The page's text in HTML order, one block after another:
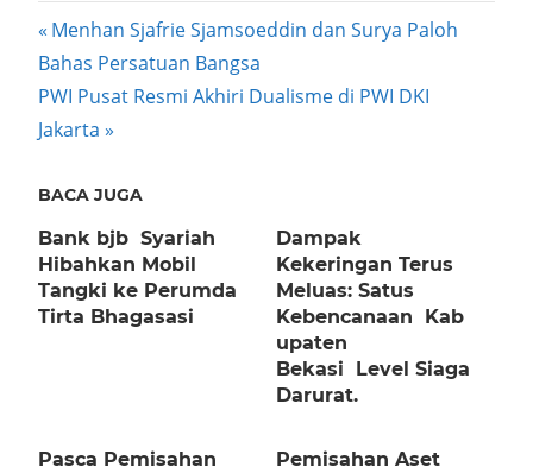
Post
navigation
Previous
Post:
Menhan Sjafrie Sjamsoeddin dan Surya Paloh
Bahas Persatuan Bangsa
Next
Post:
PWI Pusat Resmi Akhiri Dualisme di PWI DKI
Jakarta
BACA JUGA
Bank bjb Syariah
Hibahkan Mobil
Tangki ke Perumda
Tirta Bhagasasi
Dampak
Kekeringan Terus
Meluas: Satus
Kebencanaan Kab
upaten
Bekasi Level Siaga
Darurat.
Pasca Pemisahan
Pemisahan Aset